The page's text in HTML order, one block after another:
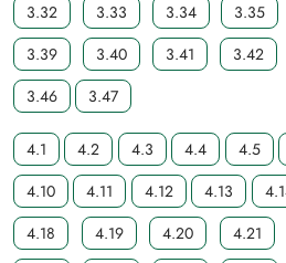
3.32
3.33 3.34 3.35
3.39
3.40 3.41 3.42
3.46
3.47
4.1 4.2 4.3 4.4 4.5
4.10
4.11 4.12 4.13
4.18
4.19 4.20 4.21